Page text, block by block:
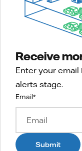
Receive
Enter your
alerts stage.
Email*
Submit